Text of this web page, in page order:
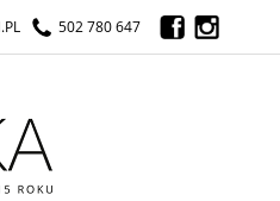
502 780 647